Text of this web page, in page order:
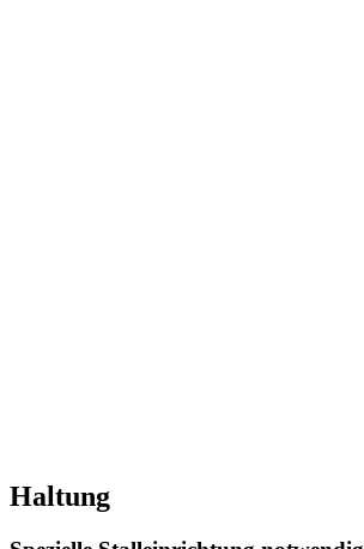
Haltung